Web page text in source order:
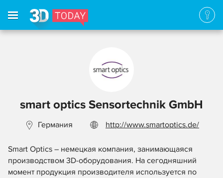
smart optics Sensortechnik GmbH
Германия http://www.smartoptics.de/
Smart Optics – немецкая компания, занимающаяся
производством 3D-оборудования. На сегодняшний
момент продукция производителя используется по